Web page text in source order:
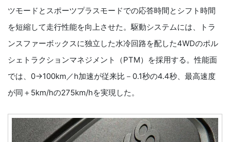
ツモードとスポーツプラスモードでの応答時間とシフト時間
を短縮して走行性能を向上させた。駆動システムには、トラ
ンスファーボックスに独立した水冷回路を配した4WDのポル
シェトラクションマネジメント（PTM）を採用する。性能面
では、0→100km／h加速が従来比－0.1秒の4.4秒、最高速度
が同＋5km/hの275km/hを実現した。